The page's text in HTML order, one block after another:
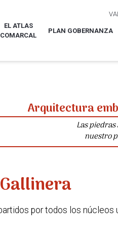
VAL
EL ATLAS
COMARCAL
PLAN GOBERNANZA
Arquitectura
Las
nuestro
por todos los núcleos